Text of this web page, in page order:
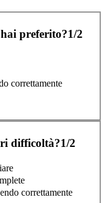
preferito?1/2
correttamente
difficoltà?1/2
correttamente